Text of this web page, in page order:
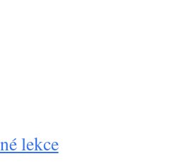
lekce